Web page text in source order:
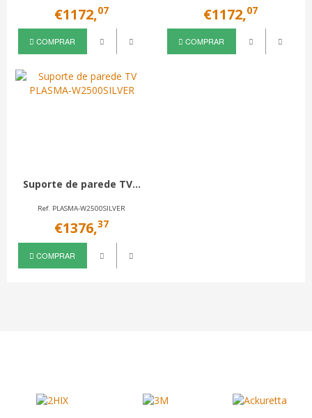
€1172,07
COMPRAR
€1172,07
COMPRAR
Suporte de parede TV...
Ref. PLASMA-W2500SILVER
€1376,37
COMPRAR